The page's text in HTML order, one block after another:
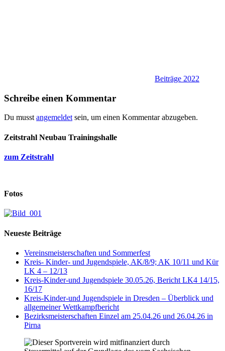
Beiträge 2022
Schreibe einen Kommentar
Du musst angemeldet sein, um einen Kommentar abzugeben.
Zeitstrahl Neubau Trainingshalle
zum Zeitstrahl
Fotos
Neueste Beiträge
Vereinsmeisterschaften und Sommerfest
Kreis- Kinder- und Jugendspiele, AK/8/9; AK 10/11 und Kür
LK 4 – 12/13
Kreis-Kinder-und Jugendspiele 30.05.26, Bericht LK4 14/15,
16/17
Kreis-Kinder-und Jugendspiele in Dresden – Überblick und
allgemeiner Wettkampfbericht
Bezirksmeisterschaften Einzel am 25.04.26 und 26.04.26 in
Pirna